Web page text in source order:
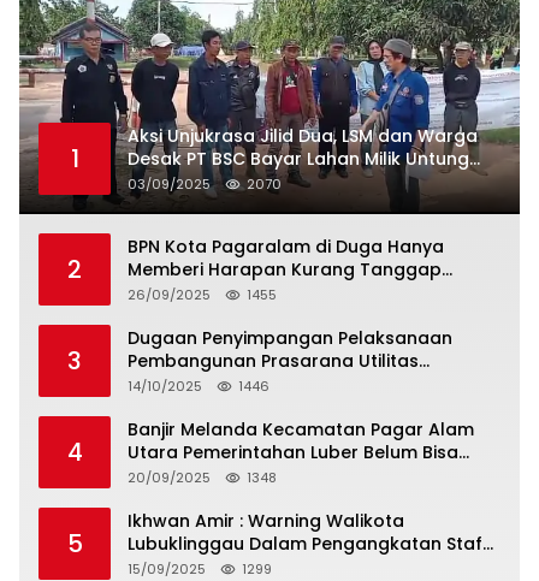
1
Aksi Unjukrasa Jilid Dua, LSM dan Warga
Desak PT BSC Bayar Lahan Milik Untung
Suropati
03/09/2025 2070
2
BPN Kota Pagaralam di Duga Hanya
Memberi Harapan Kurang Tanggap
Terkait Sertifikat Tumpang Tindih
26/09/2025 1455
3
Dugaan Penyimpangan Pelaksanaan
Pembangunan Prasarana Utilitas
Permukiman Desa Pajar Bulan
14/10/2025 1446
4
Banjir Melanda Kecamatan Pagar Alam
Utara Pemerintahan Luber Belum Bisa
Mengatasi Banjir
20/09/2025 1348
5
Ikhwan Amir : Warning Walikota
Lubuklinggau Dalam Pengangkatan Staf
Khusus
15/09/2025 1299